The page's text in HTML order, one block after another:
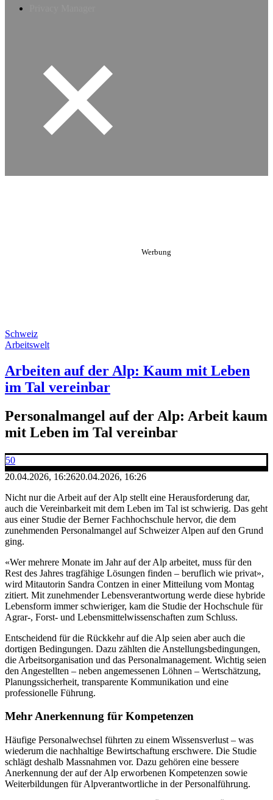
Schweiz
Arbeitswelt
Arbeiten auf der Alp: Kaum mit Leben
im Tal vereinbar
Personalmangel auf der Alp: Arbeit kaum
mit Leben im Tal vereinbar
50
20.04.2026, 16:2620.04.2026, 16:26
Nicht nur die Arbeit auf der Alp stellt eine Herausforderung dar,
auch die Vereinbarkeit mit dem Leben im Tal ist schwierig. Das geht
aus einer Studie der Berner Fachhochschule hervor, die dem
zunehmenden Personalmangel auf Schweizer Alpen auf den Grund
ging.
«Wer mehrere Monate im Jahr auf der Alp arbeitet, muss für den
Rest des Jahres tragfähige Lösungen finden – beruflich wie privat»,
wird Mitautorin Sandra Contzen in einer Mitteilung vom Montag
zitiert. Mit zunehmender Lebensverantwortung werde diese hybride
Lebensform immer schwieriger, kam die Studie der Hochschule für
Agrar-, Forst- und Lebensmittelwissenschaften zum Schluss.
Entscheidend für die Rückkehr auf die Alp seien aber auch die
dortigen Bedingungen. Dazu zählten die Anstellungsbedingungen,
die Arbeitsorganisation und das Personalmanagement. Wichtig seien
den Angestellten – neben angemessenen Löhnen – Wertschätzung,
Planungssicherheit, transparente Kommunikation und eine
professionelle Führung.
Mehr Anerkennung für Kompetenzen
Häufige Personalwechsel führten zu einem Wissensverlust – was
wiederum die nachhaltige Bewirtschaftung erschwere. Die Studie
schlägt deshalb Massnahmen vor. Dazu gehören eine bessere
Anerkennung der auf der Alp erworbenen Kompetenzen sowie
Weiterbildungen für Alpverantwortliche in der Personalführung.